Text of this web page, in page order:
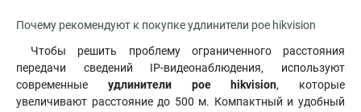
Почему рекомендуют к покупке удлинители poe hikvision
Чтобы решить проблему ограниченного расстояния
передачи сведений IP-видеонаблюдения, используют
современные удлинители poe hikvision, которые
увеличивают расстояние до 500 м. Компактный и удобный